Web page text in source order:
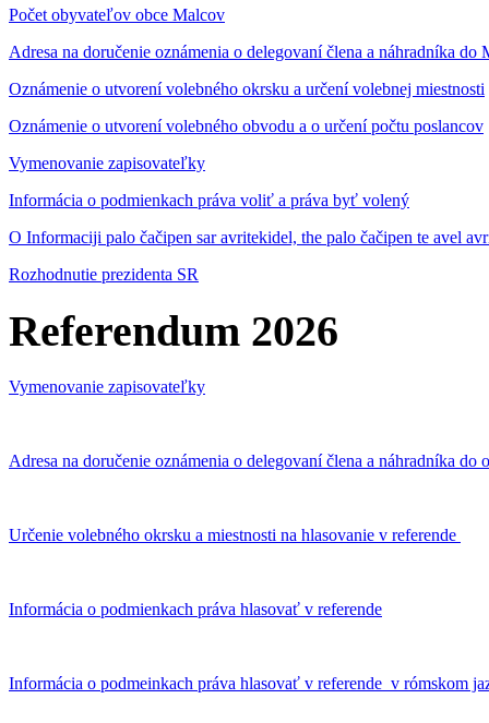
Počet obyvateľov obce Malcov
Adresa na doručenie oznámenia o delegovaní člena a náhradníka
Oznámenie o utvorení volebného okrsku a určení volebnej miestnosti
Oznámenie o utvorení volebného obvodu a o určení počtu poslancov
Vymenovanie zapisovateľky
Informácia o podmienkach práva voliť a práva byť volený
O Informaciji palo čačipen sar avritekidel, the palo čačipen te avel
Rozhodnutie prezidenta SR
Referendum 2026
Vymenovanie zapisovateľky
Adresa na doručenie oznámenia o delegovaní člena a náhradníka
Určenie volebného okrsku a miestnosti na hlasovanie v referende
Informácia o podmienkach práva hlasovať v referende
Informácia o podmeinkach práva hlasovať v referende v rómskom